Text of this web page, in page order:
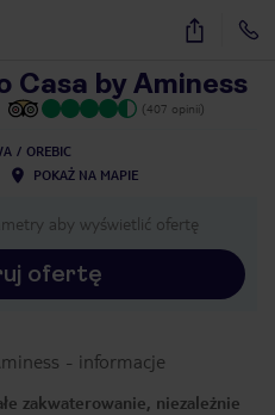
8
Casa by Aminess
(407 opinii)
OREBIC
POKAŻ NA MAPIE
aby wyświetlić ofertę
ofertę
- informacje
zakwaterowanie, niezależnie